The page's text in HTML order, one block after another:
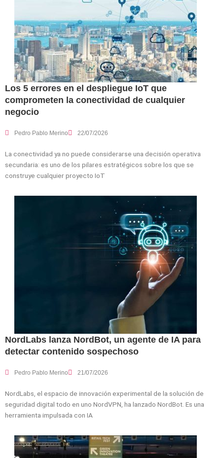
Los 5 errores en el despliegue IoT que
comprometen la conectividad de cualquier
negocio
Pedro Pablo Merino 22/07/2026
La conectividad ya no puede considerarse una decisión operativa
secundaria: es uno de los pilares estratégicos sobre los que se
construye cualquier proyecto IoT
NordLabs lanza NordBot, un agente de IA para
detectar contenido sospechoso
Pedro Pablo Merino 21/07/2026
NordLabs, el espacio de innovación experimental de la solución de
seguridad digital todo en uno NordVPN, ha lanzado NordBot. Es una
herramienta impulsada con IA